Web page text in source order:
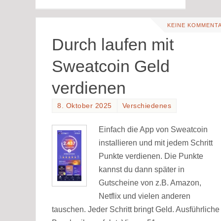
KEINE
Durch laufen mit
Sweatcoin Geld
verdienen
8. Oktober 2025 Verschiedenes
Einfach die App von Sweatcoin
installieren und mit jedem Schritt
Punkte verdienen. Die Punkte
kannst du dann später in
Gutscheine von z.B. Amazon,
Netflix und vielen anderen
tauschen. Jeder Schritt bringt Geld. Ausführliche